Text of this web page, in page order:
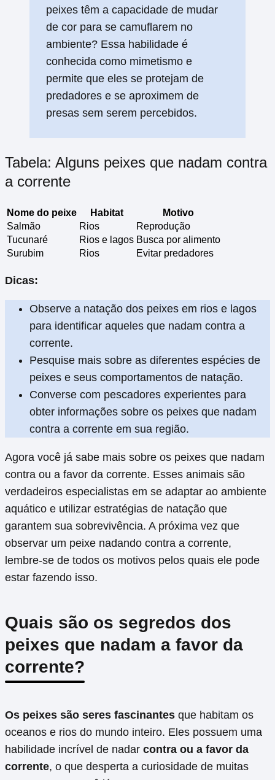
peixes têm a capacidade de mudar
de cor para se camuflarem no
ambiente? Essa habilidade é
conhecida como mimetismo e
permite que eles se protejam de
predadores e se aproximem de
presas sem serem percebidos.
Tabela: Alguns peixes que nadam contra
a corrente
Nome do peixe Habitat
Motivo
Salmão
Rios
Reprodução
Tucunaré
Rios e lagos Busca por alimento
Surubim
Rios Evitar predadores
Dicas:
Observe a natação dos peixes em rios e lagos
para identificar aqueles que nadam contra a
corrente.
Pesquise mais sobre as diferentes espécies de
peixes e seus comportamentos de natação.
Converse com pescadores experientes para
obter informações sobre os peixes que nadam
contra a corrente em sua região.
Agora você já sabe mais sobre os peixes que nadam
contra ou a favor da corrente. Esses animais são
verdadeiros especialistas em se adaptar ao ambiente
aquático e utilizar estratégias de natação que
garantem sua sobrevivência. A próxima vez que
observar um peixe nadando contra a corrente,
lembre-se de todos os motivos pelos quais ele pode
estar fazendo isso.
Quais são os segredos dos
peixes que nadam a favor da
corrente?
Os peixes são seres fascinantes que habitam os
oceanos e rios do mundo inteiro. Eles possuem uma
habilidade incrível de nadar contra ou a favor da
corrente, o que desperta a curiosidade de muitas